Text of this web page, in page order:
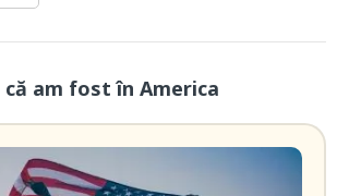
am fost în America